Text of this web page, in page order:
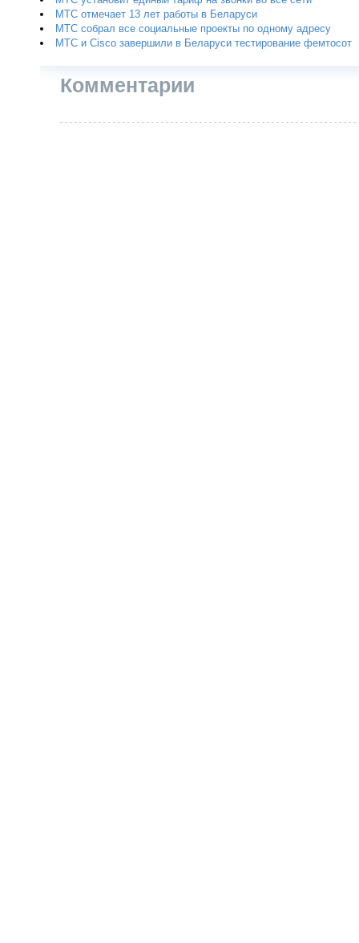
МТС отмечает 13 лет работы в Беларуси
МТС собрал все социальные проекты по одному адресу
МТС и Cisco завершили в Беларуси тестирование фемтосот
Комментарии